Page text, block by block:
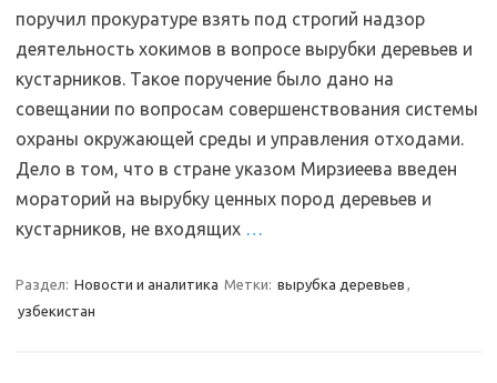
поручил прокуратуре взять под строгий надзор
деятельность хокимов в вопросе вырубки деревьев и
кустарников. Такое поручение было дано на
совещании по вопросам совершенствования системы
охраны окружающей среды и управления отходами.
Дело в том, что в стране указом Мирзиеева введен
мораторий на вырубку ценных пород деревьев и
кустарников, не входящих …
Раздел: Новости и аналитика Метки: вырубка деревьев ,
узбекистан